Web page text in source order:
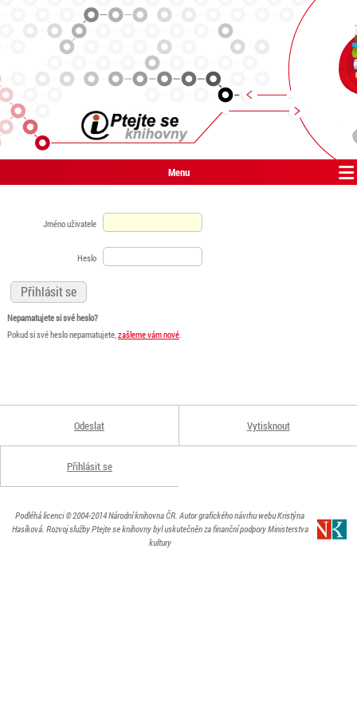
Menu
Jméno uživatele
Heslo
Nepamatujete si své heslo?
Pokud si své heslo nepamatujete,zašleme vám nové.
Odeslat Vytisknout
Přihlásit se
Podléhá licenci© 2004-2014Národní knihovna ČR. Autor grafického návrhu webu Kristýna
Hasíková. Rozvoj služby Ptejte se knihovny byl uskutečněn za finanční podpory Ministerstva
kultury